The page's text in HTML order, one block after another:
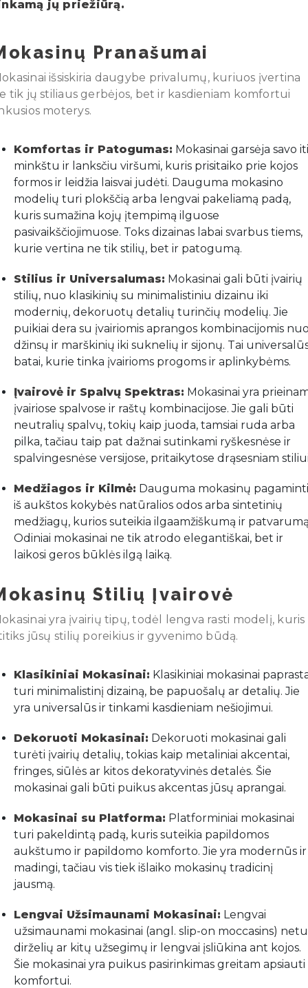
jų priežiūrą.
Pranašumai
išsiskiria daugybe privalumų, kuriuos įvertina
tik jų stiliaus gerbėjos, bet ir kasdieniam komfortui
moterys.
Komfortas ir Patogumas: Mokasinai garsėja savo
minkštu ir lanksčiu viršumi, kuris prisitaiko prie kojos
formos ir leidžia laisvai judėti. Dauguma mokasino
modelių turi plokščią arba lengvai pakeliamą padą,
kuris sumažina kojų įtempimą ilguose
pasivaikščiojimuose. Toks dizainas labai svarbus tiems,
kurie vertina ne tik stilių, bet ir patogumą.
Stilius ir Universalumas: Mokasinai gali būti įvairių
stilių, nuo klasikinių su minimalistiniu dizainu iki
modernių, dekoruotų detalių turinčių modelių. Jie
puikiai dera su įvairiomis aprangos kombinacijomis
džinsų ir marškinių iki suknelių ir sijonų. Tai
batai, kurie tinka įvairioms progoms ir aplinkybėms.
Įvairovė ir Spalvų Spektras: Mokasinai yra
įvairiose spalvose ir raštų kombinacijose. Jie gali būti
neutralių spalvų, tokių kaip juoda, tamsiai ruda arba
pilka, tačiau taip pat dažnai sutinkami ryškesnėse ir
spalvingesnėse versijose, pritaikytose drąsesniam
Medžiagos ir Kilmė: Dauguma mokasinų pagaminti
iš aukštos kokybės natūralios odos arba sintetinių
medžiagų, kurios suteikia ilgaamžiškumą ir
Odiniai mokasinai ne tik atrodo elegantiškai, bet ir
laikosi geros būklės ilgą laiką.
Stilių Įvairovė
yra įvairių tipų, todėl lengva rasti modelį, kuris
jūsų stilių poreikius ir gyvenimo būdą.
Klasikiniai Mokasinai: Klasikiniai mokasinai
turi minimalistinį dizainą, be papuošalų ar detalių. Jie
yra universalūs ir tinkami kasdieniam nešiojimui.
Dekoruoti Mokasinai: Dekoruoti mokasinai gali
turėti įvairių detalių, tokias kaip metaliniai akcentai,
fringes, siūlės ar kitos dekoratyvinės detalės. Šie
mokasinai gali būti puikus akcentas jūsų aprangai.
Mokasinai su Platforma: Platforminiai mokasinai
turi pakeldintą padą, kuris suteikia papildomos
aukštumo ir papildomo komforto. Jie yra modernūs ir
madingi, tačiau vis tiek išlaiko mokasinų tradicinį
jausmą.
Lengvai Užsimaunami Mokasinai: Lengvai
užsimaunami mokasinai (angl. slip-on moccasins)
dirželių ar kitų užsegimų ir lengvai įsliūkina ant kojos.
Šie mokasinai yra puikus pasirinkimas greitam apsiauti
komfortui.